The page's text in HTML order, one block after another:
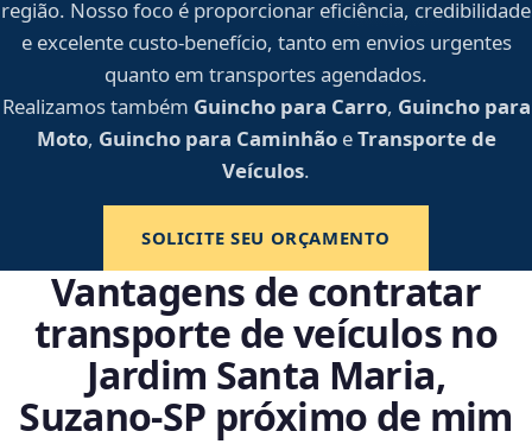
região. Nosso foco é proporcionar eficiência, credibilidade
e excelente custo-benefício, tanto em envios urgentes
quanto em transportes agendados.
Realizamos também Guincho para Carro, Guincho para
Moto, Guincho para CaminhãoeTransporte de
Veículos.
SOLICITE SEU ORÇAMENTO
Vantagens de contratar
transporte de veículos no
Jardim Santa Maria,
Suzano‑SP próximo de mim